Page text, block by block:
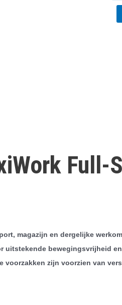
Full-
magazijn en dergelijke
bewegingsvrijheid
voorzakken zijn voorzien van